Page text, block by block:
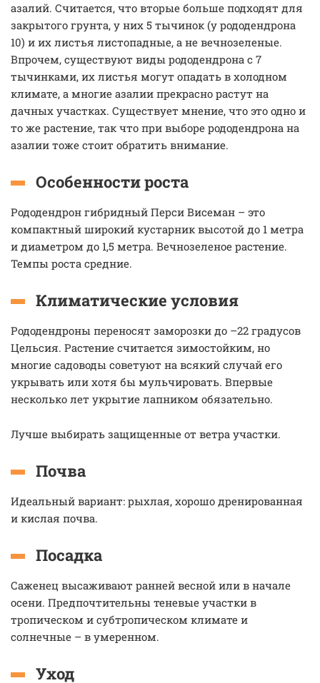
азалий. Считается, что вторые больше подходят для
закрытого грунта, у них 5 тычинок (у рододендрона
10) и их листья листопадные, а не вечнозеленые.
Впрочем, существуют виды рододендрона с 7
тычинками, их листья могут опадать в холодном
климате, а многие азалии прекрасно растут на
дачных участках. Существует мнение, что это одно и
то же растение, так что при выборе рододендрона на
азалии тоже стоит обратить внимание.
Особенности роста
Рододендрон гибридный Перси Висеман – это
компактный широкий кустарник высотой до 1 метра
и диаметром до 1,5 метра. Вечнозеленое растение.
Темпы роста средние.
Климатические условия
Рододендроны переносят заморозки до –22 градусов
Цельсия. Растение считается зимостойким, но
многие садоводы советуют на всякий случай его
укрывать или хотя бы мульчировать. Впервые
несколько лет укрытие лапником обязательно.
Лучше выбирать защищенные от ветра участки.
Почва
Идеальный вариант: рыхлая, хорошо дренированная
и кислая почва.
Посадка
Саженец высаживают ранней весной или в начале
осени. Предпочтительны теневые участки в
тропическом и субтропическом климате и
солнечные – в умеренном.
Уход